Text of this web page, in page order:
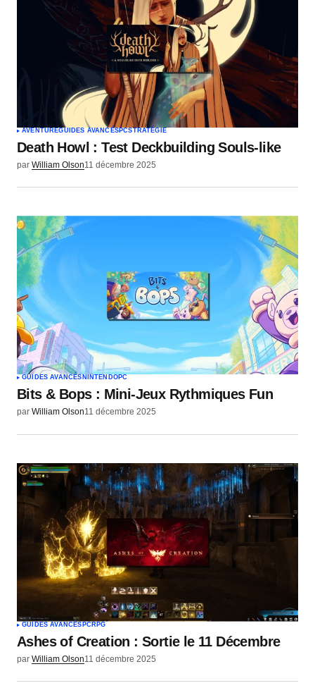
Votre nom
Votre e-mail*
Envoyer un commentaire
AVENTUREGUIDES AVANCÉSPCSTRATÉGIE
Death Howl : Test Deckbuilding Souls-like
par William Olson11 décembre 2025
GUIDES AVANCÉS NINTENDOPC
Bits & Bops : Mini-Jeux Rythmiques Fun
par William Olson11 décembre 2025
GUIDES AVANCÉS PC RPG
Ashes of Creation : Sortie le 11 Décembre
par William Olson11 décembre 2025